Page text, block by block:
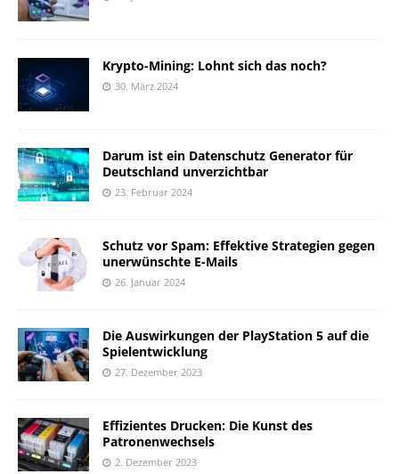
Krypto-Mining: Lohnt sich das noch?
30. März 2024
Darum ist ein Datenschutz Generator für
Deutschland unverzichtbar
23. Februar 2024
Schutz vor Spam: Effektive Strategien gegen
unerwünschte E-Mails
26. Januar 2024
Die Auswirkungen der PlayStation 5 auf die
Spielentwicklung
27. Dezember 2023
Effizientes Drucken: Die Kunst des
Patronenwechsels
2. Dezember 2023